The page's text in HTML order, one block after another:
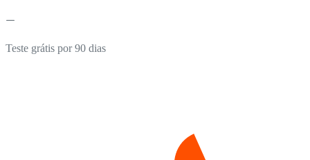
Teste grátis por 90 dias